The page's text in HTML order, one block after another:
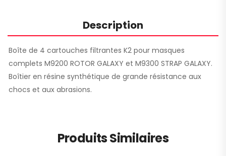
Description
Boîte de 4 cartouches filtrantes K2 pour masques
complets M9200 ROTOR GALAXY et M9300 STRAP GALAXY.
Boîtier en résine synthétique de grande résistance aux
chocs et aux abrasions.
Produits Similaires